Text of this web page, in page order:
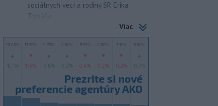
sociálnych vecí a rodiny SR Erika
Tomáša
Viac